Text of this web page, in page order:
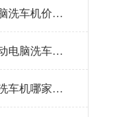
洗车机价格
鑫晟]
电脑洗车
冬季正常
晟]
车机哪家的
]